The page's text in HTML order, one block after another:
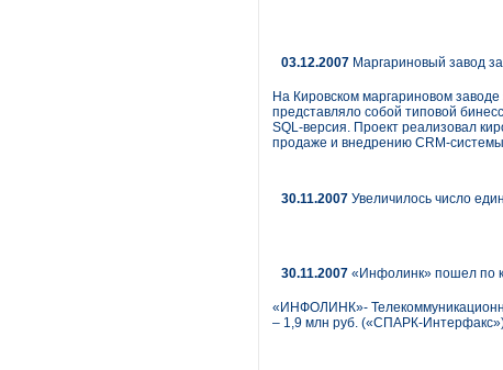
03.12.2007 Маргариновый завод
На Кировском маргариновом
представляло собой типовой
SQL-версия. Проект реализовал
продаже и внедрению CRM-
30.11.2007 Увеличилось число
30.11.2007 «Инфолинк» пошел по
«ИНФОЛИНК»-
– 1,9 млн руб. («СПАРК-